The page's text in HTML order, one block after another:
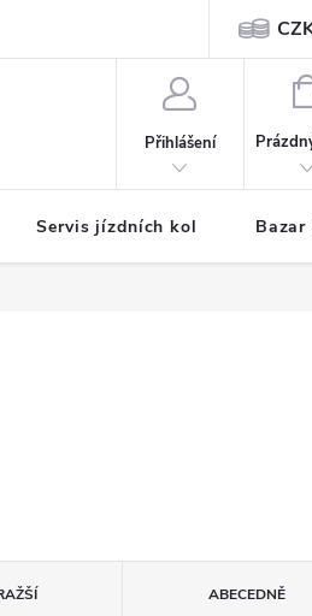
Přihlášení
Servis jízdních kol
ABECEDNĚ